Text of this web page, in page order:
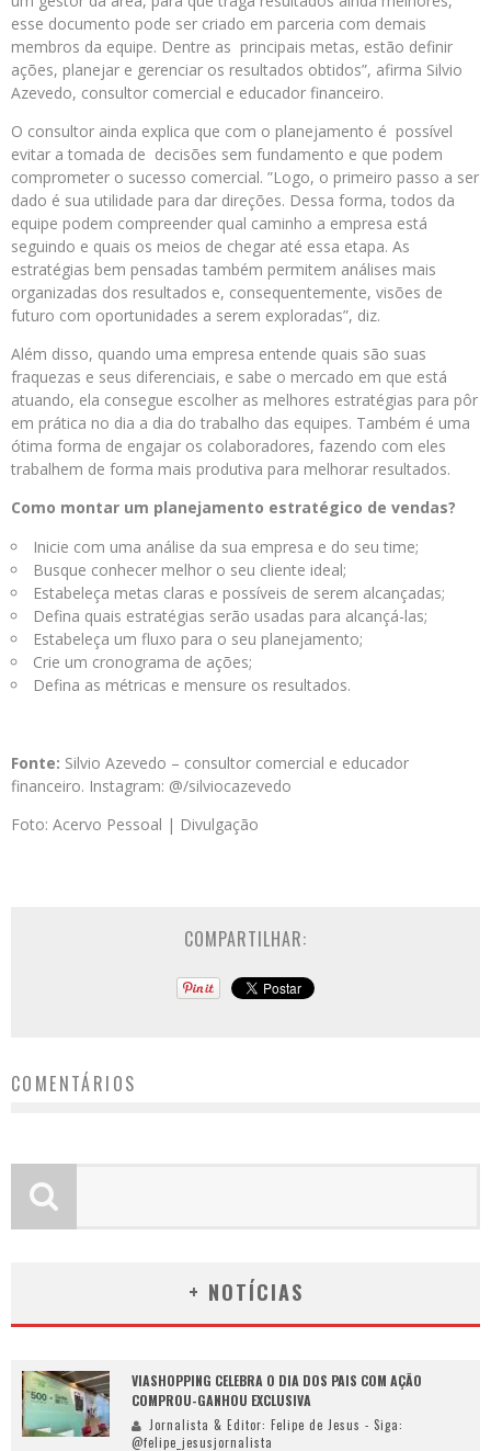
esse documento pode ser criado em parceria com demais
membros da equipe. Dentre as principais metas, estão definir
ações, planejar e gerenciar os resultados obtidos”, afirma Silvio
Azevedo, consultor comercial e educador financeiro.
O consultor ainda explica que com o planejamento é possível
evitar a tomada de decisões sem fundamento e que podem
comprometer o sucesso comercial. ”Logo, o primeiro passo a ser
dado é sua utilidade para dar direções. Dessa forma, todos da
equipe podem compreender qual caminho a empresa está
seguindo e quais os meios de chegar até essa etapa. As
estratégias bem pensadas também permitem análises mais
organizadas dos resultados e, consequentemente, visões de
futuro com oportunidades a serem exploradas”, diz.
Além disso, quando uma empresa entende quais são suas
fraquezas e seus diferenciais, e sabe o mercado em que está
atuando, ela consegue escolher as melhores estratégias para pôr
em prática no dia a dia do trabalho das equipes. Também é uma
ótima forma de engajar os colaboradores, fazendo com eles
trabalhem de forma mais produtiva para melhorar resultados.
Como montar um planejamento estratégico de vendas?
Inicie com uma análise da sua empresa e do seu time;
Busque conhecer melhor o seu cliente ideal;
Estabeleça metas claras e possíveis de serem alcançadas;
Defina quais estratégias serão usadas para alcançá-las;
Estabeleça um fluxo para o seu planejamento;
Crie um cronograma de ações;
Defina as métricas e mensure os resultados.
Fonte: Silvio Azevedo – consultor comercial e educador
financeiro. Instagram: @/silviocazevedo
Foto: Acervo Pessoal | Divulgação
COMPARTILHAR:
COMENTÁRIOS
+ NOTÍCIAS
VIASHOPPING CELEBRA O DIA DOS PAIS COM AÇÃO
COMPROU-GANHOU EXCLUSIVA
Jornalista & Editor: Felipe de Jesus - Siga:
@felipe_jesusjornalista